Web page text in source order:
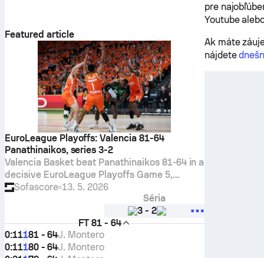
Featured article
EuroLeague Playoffs: Valencia 81-64
Panathinaikos, series 3-2
Valencia Basket beat Panathinaikos 81-64 in a
decisive EuroLeague Playoffs Game 5,
winning the series 3-2 with dominant
rebounding and clutch free throws.
Sofascore 13. 5. 2026
Séria
3 - 2
FT 81 - 64
0:11181 - 64J. Montero
0:11180 - 64J. Montero
pre
Youtube
Ak máte
nájdete